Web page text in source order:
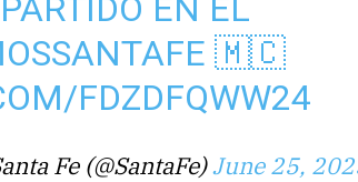
EN EL
🇲🇨
FDZDFQWW24
Fe (@SantaFe)June 25,